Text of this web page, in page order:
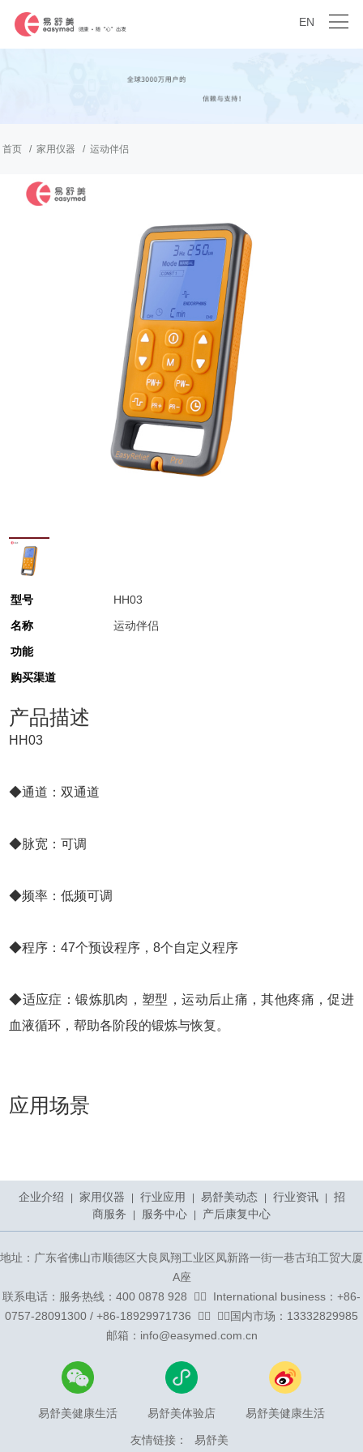
EN
首页 家用仪器 运动伴侣
型号
HH03
名称
运动伴侣
功能
购买渠道
产品描述
HH03
◆通道：双通道
◆脉宽：可调
◆频率：低频可调
◆程序：47个预设程序，8个自定义程序
◆适应症：锻炼肌肉，塑型，运动后止痛，其他疼痛，促进
血液循环，帮助各阶段的锻炼与恢复。
应用场景
企业介绍 家用仪器 行业应用 易舒美动态 行业资讯
招
商服务
服务中心 产后康复中心
地址：广东省佛山市顺德区大良凤翔工业区凤新路一街一巷古珀工贸大厦
A座
联系电话：服务热线：400 0878 928 ᅟᅠ ᅟInternational business：+86-
0757-28091300 / +86-18929971736 ᅟᅠ ᅟᅠ国内市场：13332829985
邮箱：info@easymed.com.cn
易舒美健康生活 易舒美体验店 易舒美健康生活
友情链接： 易舒美